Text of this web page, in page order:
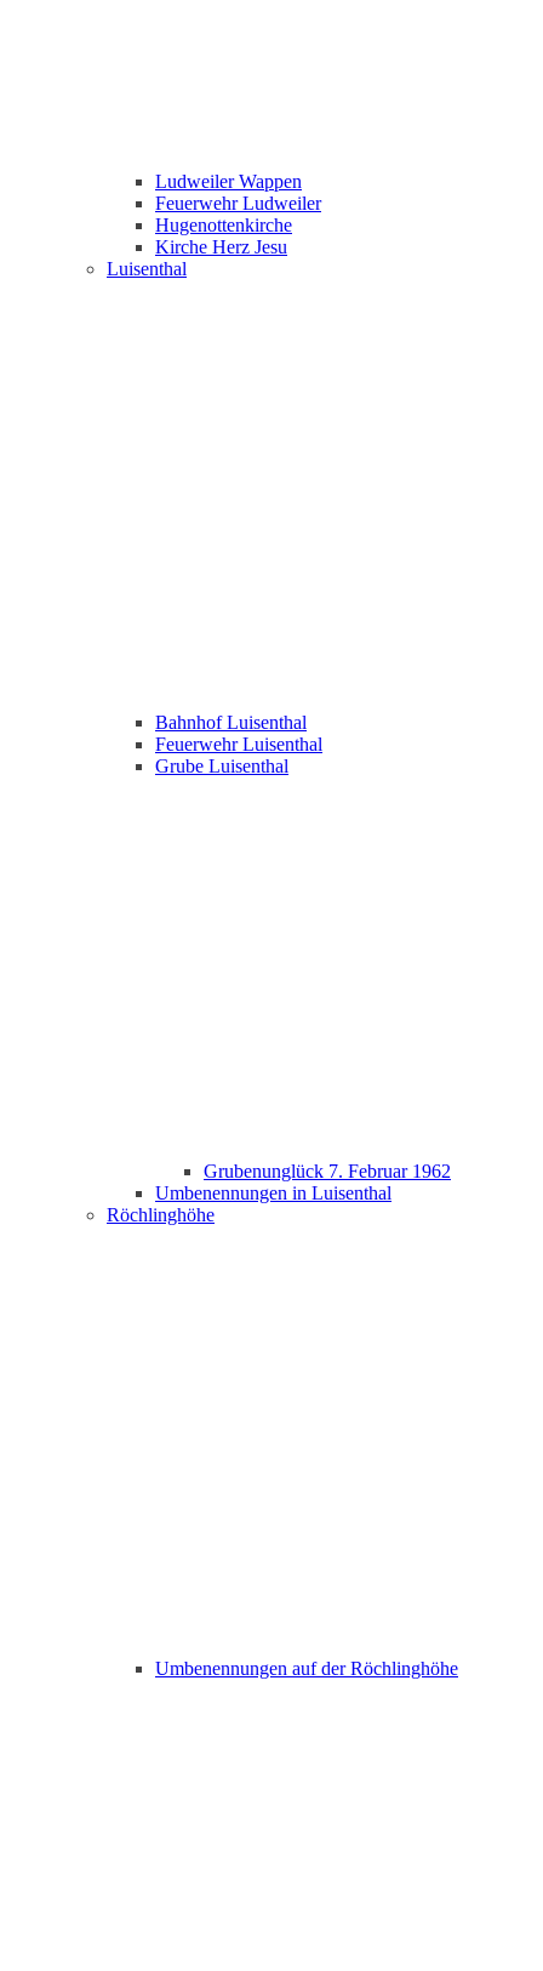
Ludweiler Wappen
Feuerwehr Ludweiler
Hugenottenkirche
Kirche Herz Jesu
Luisenthal
Bahnhof Luisenthal
Feuerwehr Luisenthal
Grube Luisenthal
Grubenunglück 7. Februar 1962
Umbenennungen in Luisenthal
Röchlinghöhe
Umbenennungen auf der Röchlinghöhe